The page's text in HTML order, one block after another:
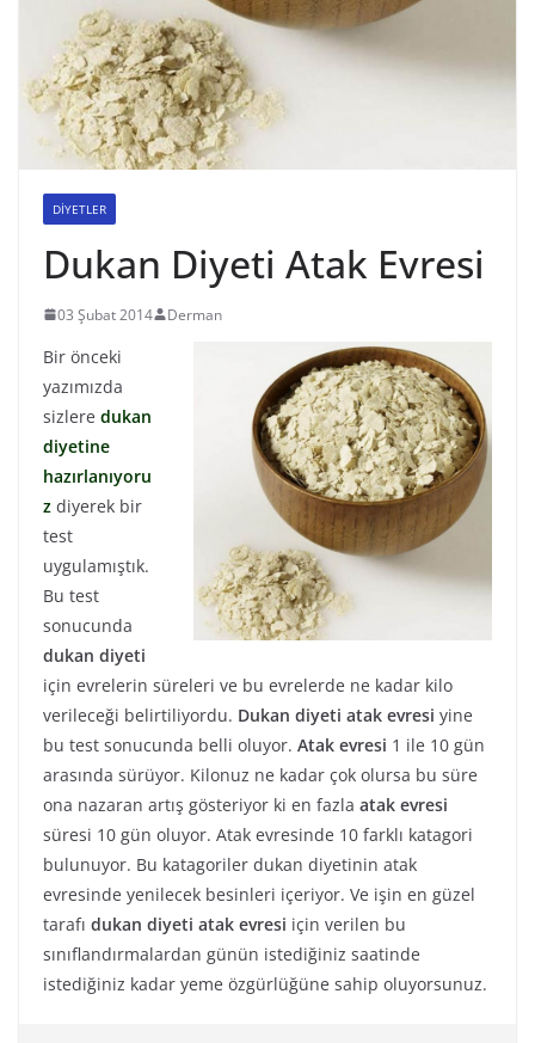
DİYETLER
Dukan Diyeti Atak Evresi
03 Şubat 2014 Derman
Bir önceki
yazımızda
sizlere dukan
diyetine
hazırlanıyoru
z diyerek bir
test
uygulamıştık.
Bu test
sonucunda
dukan diyeti
için evrelerin süreleri ve bu evrelerde ne kadar kilo
verileceği belirtiliyordu. Dukan diyeti atak evresi yine
bu test sonucunda belli oluyor. Atak evresi 1 ile 10 gün
arasında sürüyor. Kilonuz ne kadar çok olursa bu süre
ona nazaran artış gösteriyor ki en fazla atak evresi
süresi 10 gün oluyor. Atak evresinde 10 farklı katagori
bulunuyor. Bu katagoriler dukan diyetinin atak
evresinde yenilecek besinleri içeriyor. Ve işin en güzel
tarafı dukan diyeti atak evresi için verilen bu
sınıflandırmalardan günün istediğiniz saatinde
istediğiniz kadar yeme özgürlüğüne sahip oluyorsunuz.